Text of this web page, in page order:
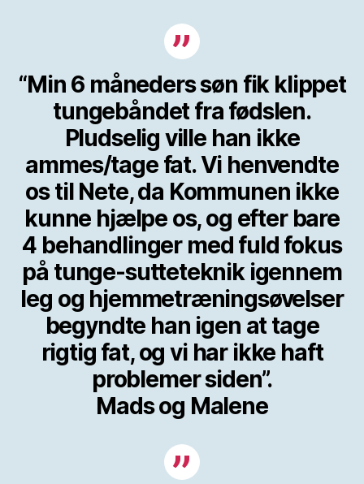
“Min 6 måneders søn fik klippet
tungebåndet fra fødslen.
Pludselig ville han ikke
ammes/tage fat. Vi henvendte
os til Nete, da Kommunen ikke
kunne hjælpe os, og efter bare
4 behandlinger med fuld fokus
på tunge-sutteteknik igennem
leg og hjemmetræningsøvelser
begyndte han igen at tage
rigtig fat, og vi har ikke haft
problemer siden”.
Mads og Malene